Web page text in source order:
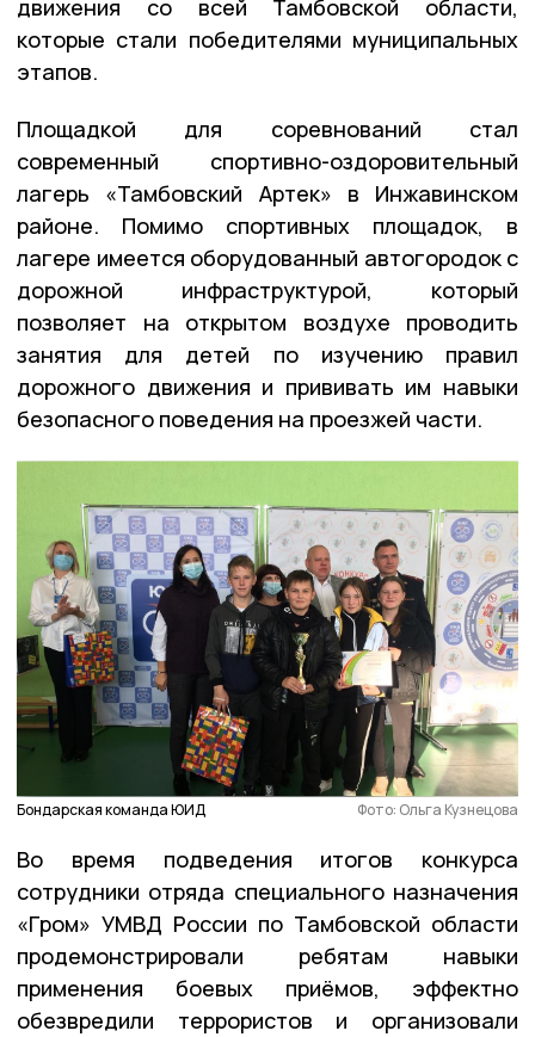
движения со всей Тамбовской области,
которые стали победителями муниципальных
этапов.
Площадкой для соревнований стал
современный спортивно-оздоровительный
лагерь «Тамбовский Артек» в Инжавинском
районе. Помимо спортивных площадок, в
лагере имеется оборудованный автогородок с
дорожной инфраструктурой, который
позволяет на открытом воздухе проводить
занятия для детей по изучению правил
дорожного движения и прививать им навыки
безопасного поведения на проезжей части.
Бондарская команда ЮИД Фото: Ольга Кузнецова
Во время подведения итогов конкурса
сотрудники отряда специального назначения
«Гром» УМВД России по Тамбовской области
продемонстрировали ребятам навыки
применения боевых приёмов, эффектно
обезвредили террористов и организовали